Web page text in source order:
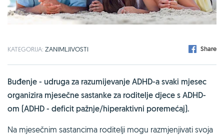
KATEGORIJA: ZANIMLJIVOSTI Share
Buđenje - udruga za razumijevanje ADHD-a svaki mjesec
organizira mjesečne sastanke za roditelje djece s ADHD-
om (ADHD - deficit pažnje/hiperaktivni poremećaj).
Na mjesečnim sastancima roditelji mogu razmjenjivati svoja